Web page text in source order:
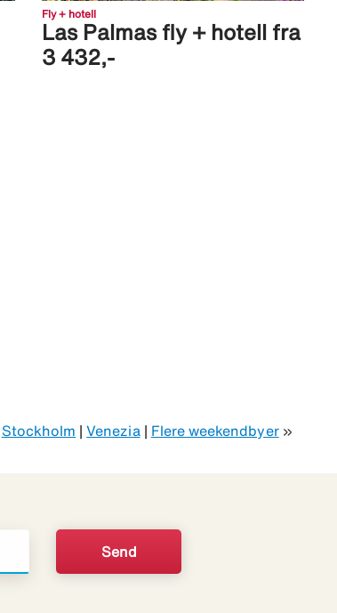
Fly + hotell
Las Palmas fly + hotell fra
3 432,-
Stockholm |Venezia| Flere weekendbyer»